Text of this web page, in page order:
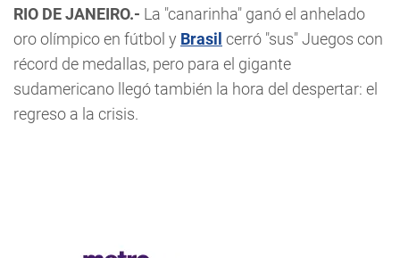
RIO DE JANEIRO.- La "canarinha" ganó el anhelado
oro olímpico en fútbol y Brasil cerró "sus" Juegos con
récord de medallas, pero para el gigante
sudamericano llegó también la hora del despertar: el
regreso a la crisis.